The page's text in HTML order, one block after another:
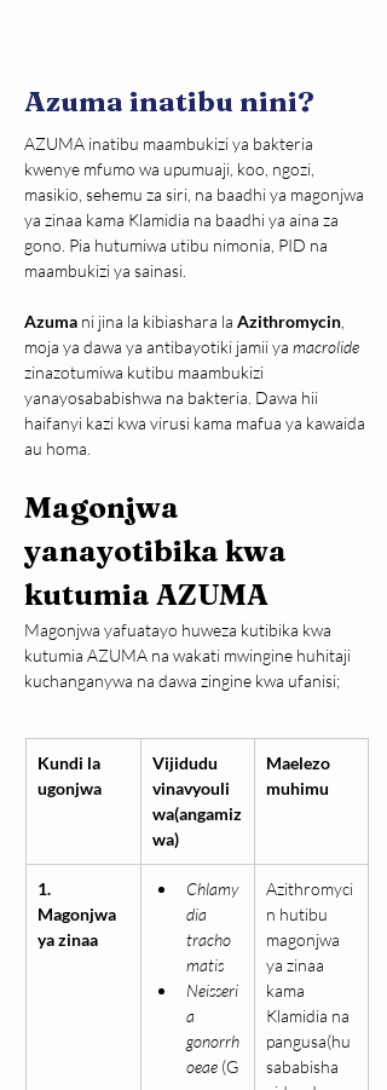
Azuma inatibu nini?
AZUMA inatibu maambukizi ya bakteria
kwenye mfumo wa upumuaji, koo, ngozi,
masikio, sehemu za siri, na baadhi ya magonjwa
ya zinaa kama Klamidia na baadhi ya aina za
gono. Pia hutumiwa utibu nimonia, PID na
maambukizi ya sainasi.
Azuma ni jina la kibiashara la Azithromycin
moja ya dawa ya antibayotiki jamii ya macrolide
zinazotumiwa kutibu maambukizi
yanayosababishwa na bakteria. Dawa hii
haifanyi kazi kwa virusi kama mafua ya kawaida
au homa.
Magonjwa
yanayotibika kwa
kutumia AZUMA
Magonjwa yafuatayo huweza kutibika kwa
kutumia AZUMA na wakati mwingine huhitaji
kuchanganywa na dawa zingine kwa ufanisi;
Kundi la
ugonjwa
Vijidudu
vinavyouli
wa(angamiz
wa)
Maelezo
muhimu
1.
Magonjwa
ya zinaa
Chlamy
dia
tracho
matis
Neisseri
a
gonorrh
oeae (G
Azithromyci
n hutibu
magonjwa
ya zinaa
kama
Klamidia na
pangusa(hu
sababisha